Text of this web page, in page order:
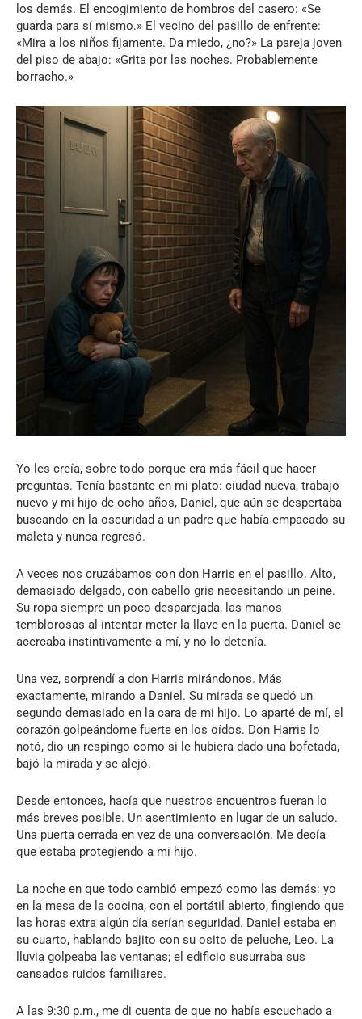
los demás. El encogimiento de hombros del casero: «Se
guarda para sí mismo.» El vecino del pasillo de enfrente:
«Mira a los niños fijamente. Da miedo, ¿no?» La pareja joven
del piso de abajo: «Grita por las noches. Probablemente
borracho.»
Yo les creía, sobre todo porque era más fácil que hacer
preguntas. Tenía bastante en mi plato: ciudad nueva, trabajo
nuevo y mi hijo de ocho años, Daniel, que aún se despertaba
buscando en la oscuridad a un padre que había empacado su
maleta y nunca regresó.
A veces nos cruzábamos con don Harris en el pasillo. Alto,
demasiado delgado, con cabello gris necesitando un peine.
Su ropa siempre un poco desparejada, las manos
temblorosas al intentar meter la llave en la puerta. Daniel se
acercaba instintivamente a mí, y no lo detenía.
Una vez, sorprendí a don Harris mirándonos. Más
exactamente, mirando a Daniel. Su mirada se quedó un
segundo demasiado en la cara de mi hijo. Lo aparté de mí, el
corazón golpeándome fuerte en los oídos. Don Harris lo
notó, dio un respingo como si le hubiera dado una bofetada,
bajó la mirada y se alejó.
Desde entonces, hacía que nuestros encuentros fueran lo
más breves posible. Un asentimiento en lugar de un saludo.
Una puerta cerrada en vez de una conversación. Me decía
que estaba protegiendo a mi hijo.
La noche en que todo cambió empezó como las demás: yo
en la mesa de la cocina, con el portátil abierto, fingiendo que
las horas extra algún día serían seguridad. Daniel estaba en
su cuarto, hablando bajito con su osito de peluche, Leo. La
lluvia golpeaba las ventanas; el edificio susurraba sus
cansados ruidos familiares.
A las 9:30 p.m., me di cuenta de que no había escuchado a